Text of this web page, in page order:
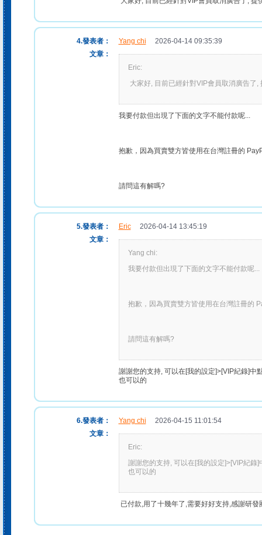
4.發表者： Yang chi 2026-04-14 09:35:39
文章：
Eric:
大家好, 目前已經針對VIP會員取消廣告了,
我要付款但出現了下面的文字不能付款呢...
抱歉，因為買賣雙方皆使用在台灣註冊的
請問這有解嗎?
5.發表者： Eric2026-04-14 13:45:19
文章：
Yang chi:
我要付款但出現了下面的文字不能付款呢...
抱歉，因為買賣雙方皆使用在台灣註冊的
請問這有解嗎?
謝謝您的支持, 可以在[我的設定]>[VIP紀錄]中
也可以的
6.發表者： Yang chi 2026-04-15 11:01:54
文章：
Eric:
謝謝您的支持, 可以在[我的設定]>[VIP紀錄
也可以的
已付款,用了十幾年了,需要好好支持,感謝研發